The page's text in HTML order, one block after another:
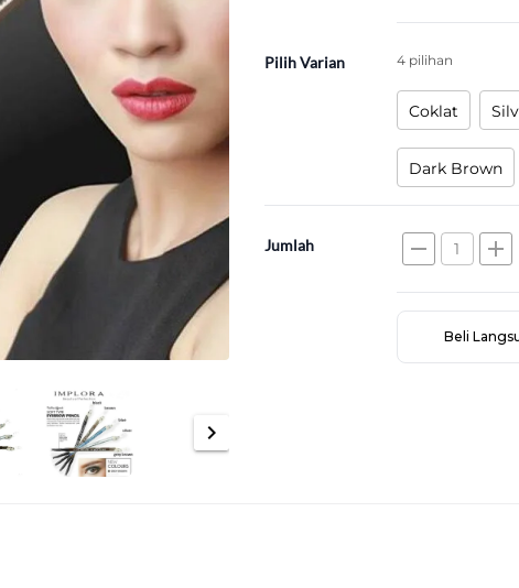
chevron_right
Pilih Varian 4 pilihan
Coklat
Dark Brown
Jumlah remove add
Beli